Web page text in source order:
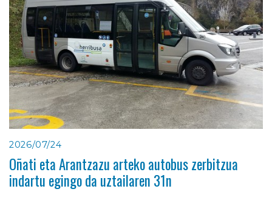
2026/07/24
Oñati eta Arantzazu arteko autobus zerbitzua
indartu egingo da uztailaren 31n